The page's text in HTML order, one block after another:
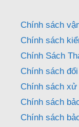
Chính sách
Chính sách
Chính Sách
Chính sách
Chính sách
Chính sách
Chính sách